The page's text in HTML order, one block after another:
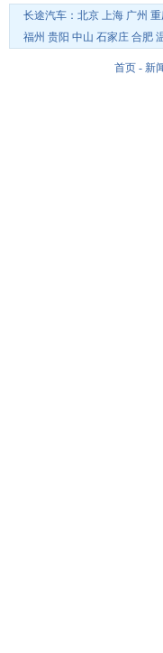
长途汽车： 北京 上海 广州
福州 贵阳 中山 石家庄 合肥
首页- 新